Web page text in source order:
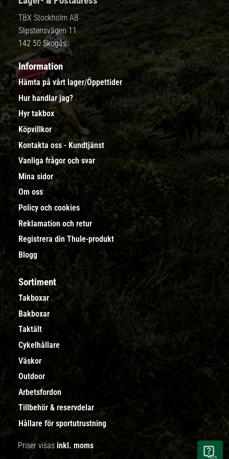
TBX Stockholm AB
Slipstensvägen 11
142 50 Skogås
Information
Hämta på vårt lager/Öppettider
Hur handlar jag?
Hyr takbox
Köpvillkor
Kontakta oss - Kundtjänst
Vanliga frågor och svar
Mina sidor
Om oss
Policy och cookies
Reklamation och retur
Registrera din Thule-produkt
Blogg
Sortiment
Takboxar
Bakboxar
Taktält
Cykelhållare
Väskor
Outdoor
Arbetsfordon
Tillbehör & reservdelar
Hållare för sportutrustning
Priser visas inkl. moms